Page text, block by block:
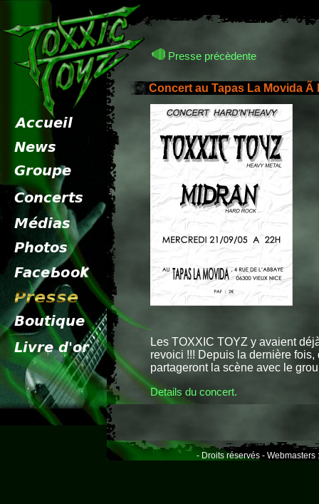
Presse précèdente
Concert au Tapas La Movida Ã
Les TOXXIC TOYZ y avaient
revoici !!! Depuis la dernière
partageront la scène avec le
Details du concert.
- Droits réservés - Webmasters